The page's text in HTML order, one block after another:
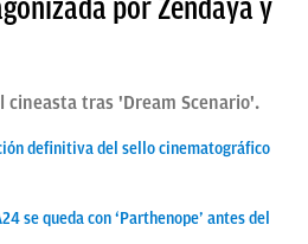
por Zendaya y
cineasta tras 'Dream Scenario'.
definitiva del sello cinematográfico
se queda con ‘Parthenope’ antes del